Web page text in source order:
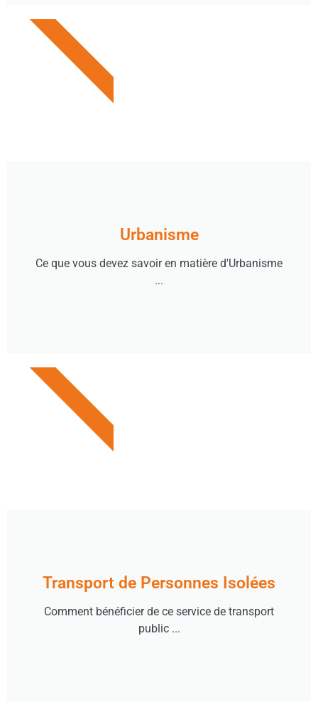
Urbanisme
Ce que vous devez savoir en matière d'Urbanisme
...
URBANISME
Transport de Personnes Isolées
Comment bénéficier de ce service de transport
public ...
TPI